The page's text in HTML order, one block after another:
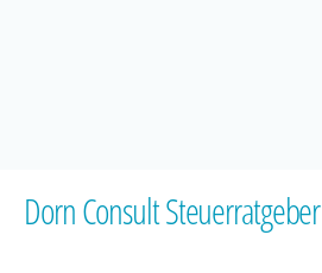
Dorn Consult Steuerratgeber